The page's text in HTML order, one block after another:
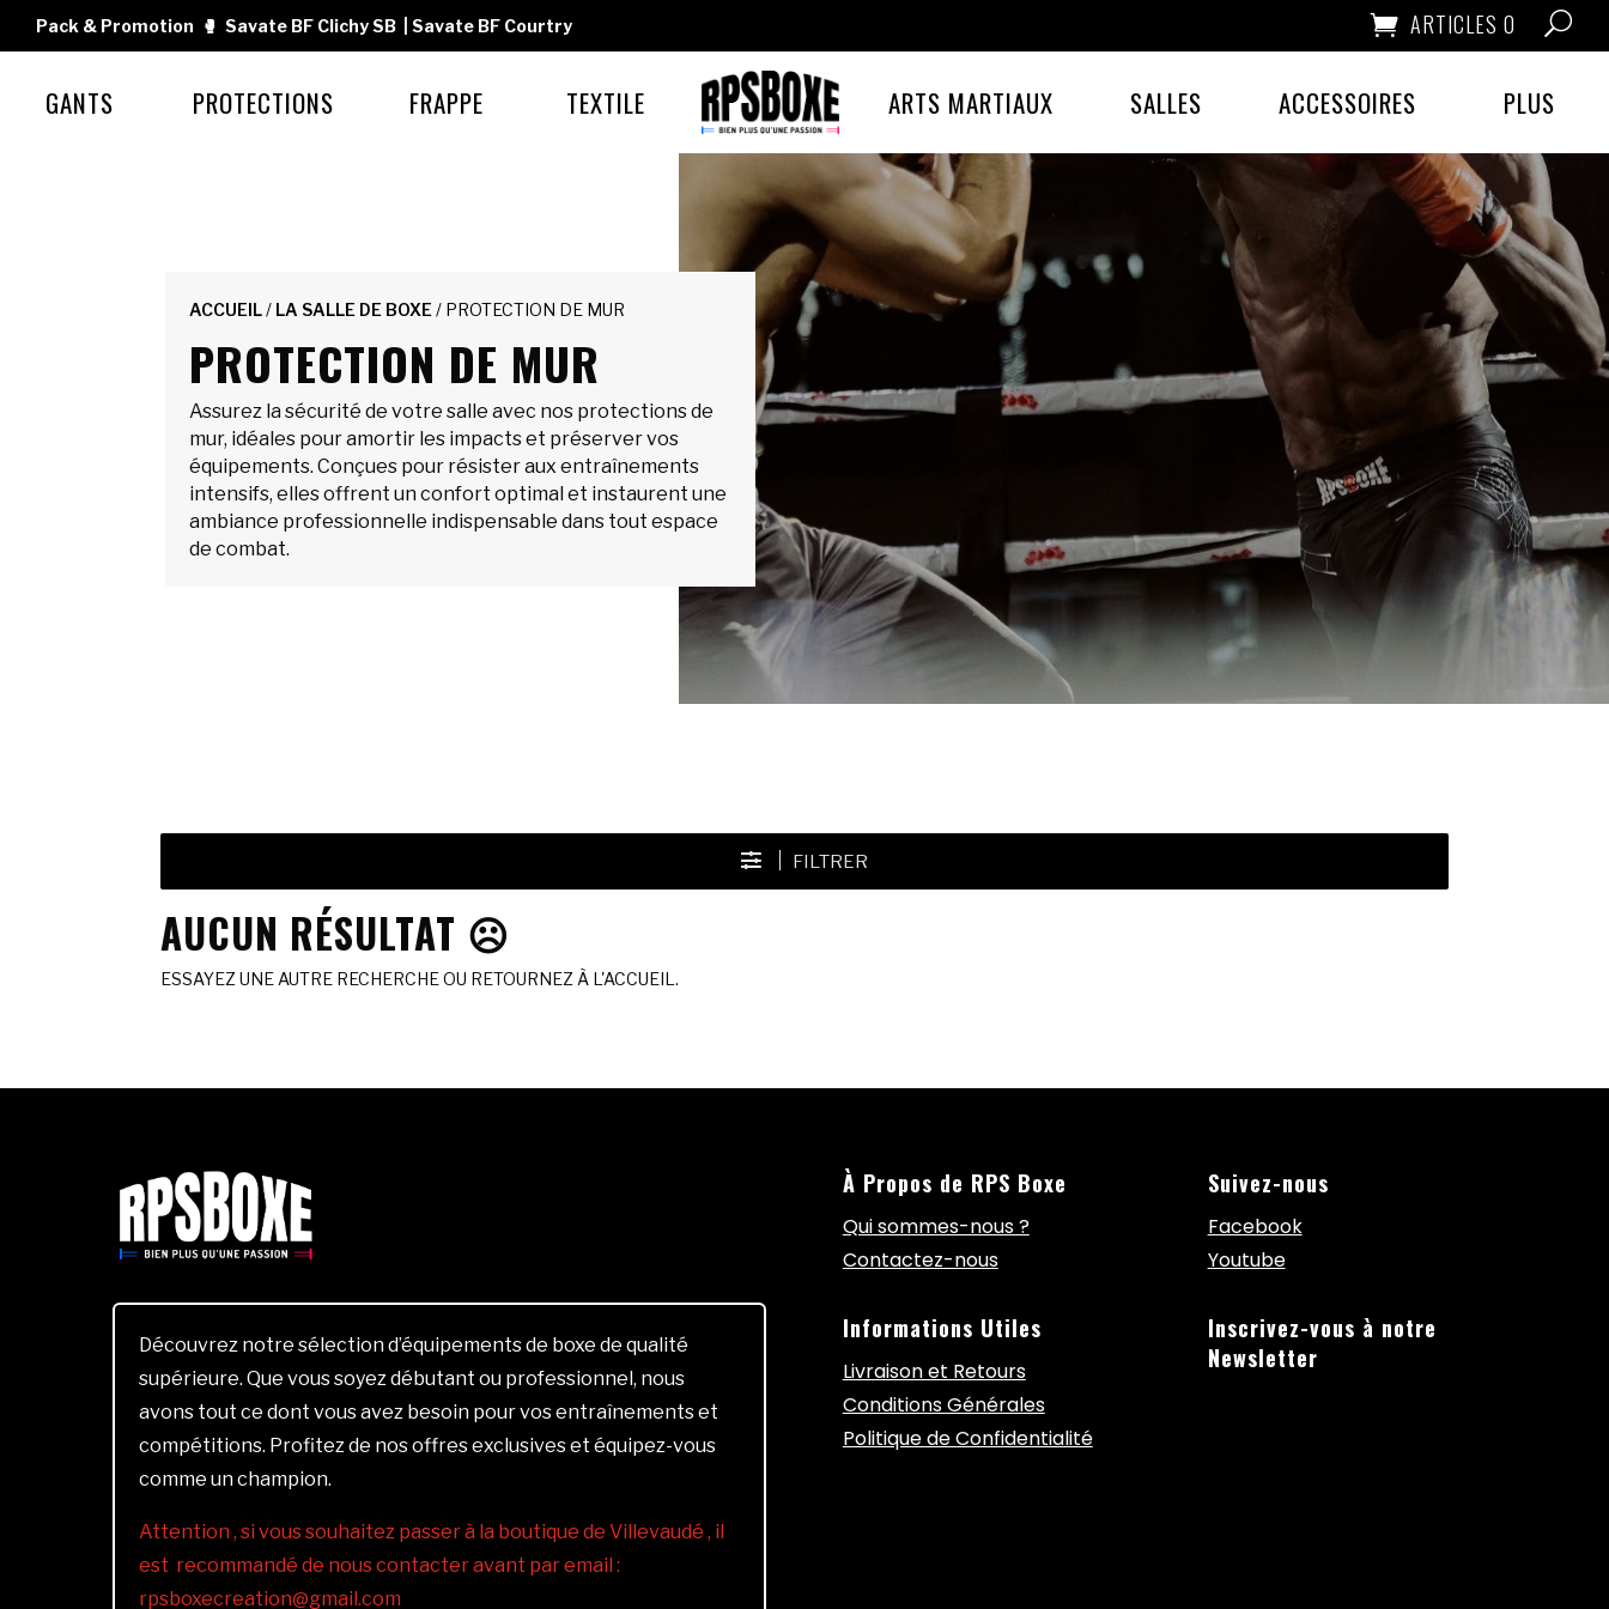
Pack & Promotion 🥊 Savate BF Clichy SB Savate BF Courtry ARTICLES 0
GANTS PROTECTIONS FRAPPE TEXTILE ARTS MARTIAUX SALLES ACCESSOIRES PLUS
ACCUEIL/ LA SALLE DE BOXE / PROTECTION DE MUR
PROTECTION DE MUR
Assurez la sécurité de votre salle avec nos protections de
mur, idéales pour amortir les impacts et préserver vos
équipements. Conçues pour résister aux entraînements
intensifs, elles offrent un confort optimal et instaurent une
ambiance professionnelle indispensable dans tout espace
de combat.
FILTRER
AUCUN RÉSULTAT ☹️
ESSAYEZ UNE AUTRE RECHERCHE OU RETOURNEZ À L'ACCUEIL.
Découvrez notre sélection d’équipements de boxe de qualité
supérieure. Que vous soyez débutant ou professionnel, nous
avons tout ce dont vous avez besoin pour vos entraînements et
compétitions. Profitez de nos offres exclusives et équipez-vous
comme un champion.
Attention , si vous souhaitez passer à la boutique de Villevaudé , il
est recommandé de nous contacter avant par email :
rpsboxecreation@gmail.com
À Propos de RPS Boxe
Qui sommes-nous ?
Contactez-nous
Informations Utiles
Livraison et Retours
Conditions Générales
Politique de Confidentialité
Suivez-nous
Facebook
Youtube
Inscrivez-vous à notre
Newsletter